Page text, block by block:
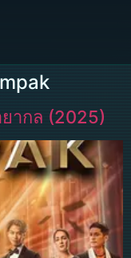
ากล (2025)